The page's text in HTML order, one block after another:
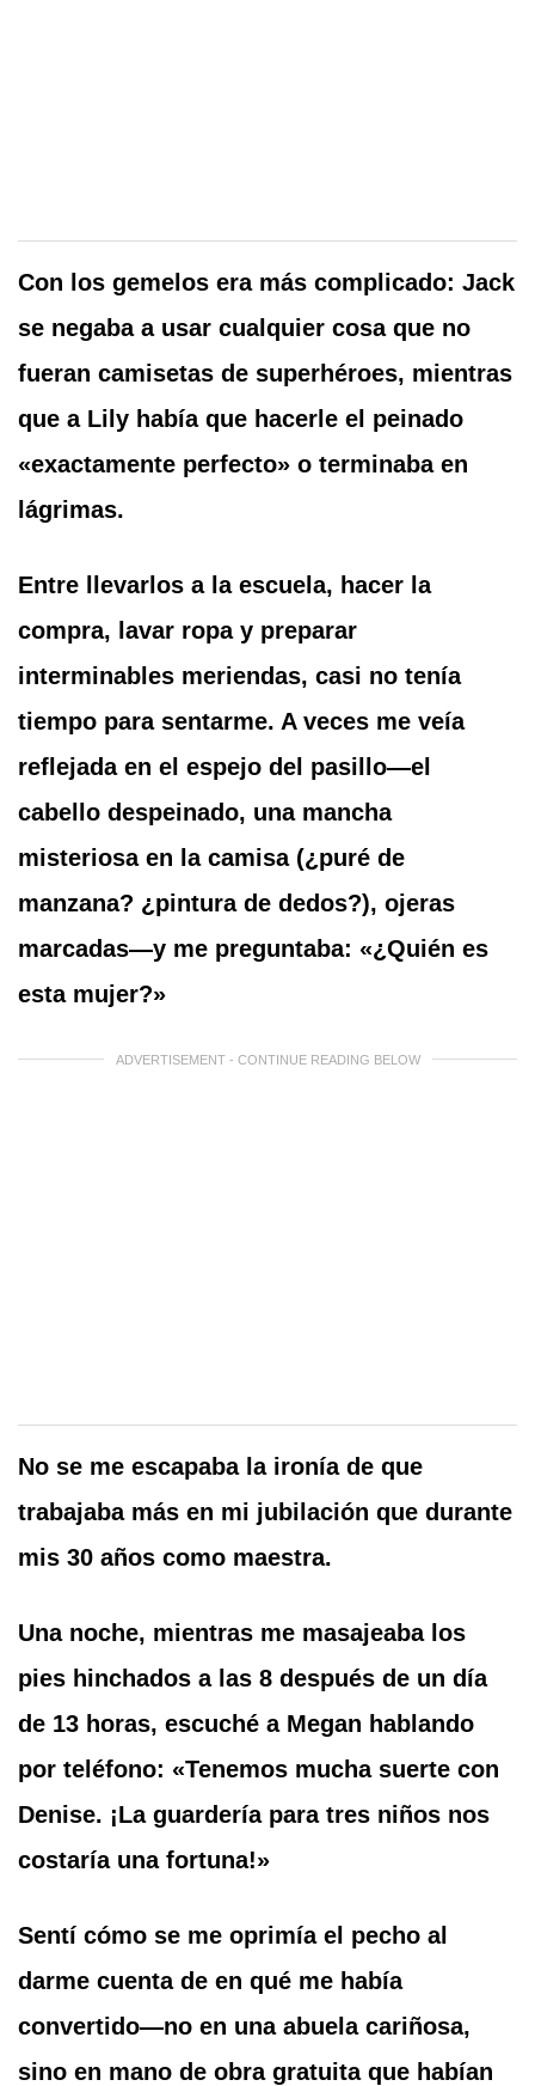
Con los gemelos era más complicado: Jack
se negaba a usar cualquier cosa que no
fueran camisetas de superhéroes, mientras
que a Lily había que hacerle el peinado
«exactamente perfecto» o terminaba en
lágrimas.
Entre llevarlos a la escuela, hacer la
compra, lavar ropa y preparar
interminables meriendas, casi no tenía
tiempo para sentarme. A veces me veía
reflejada en el espejo del pasillo—el
cabello despeinado, una mancha
misteriosa en la camisa (¿puré de
manzana? ¿pintura de dedos?), ojeras
marcadas—y me preguntaba: «¿Quién es
esta mujer?»
ADVERTISEMENT - CONTINUE READING BELOW
No se me escapaba la ironía de que
trabajaba más en mi jubilación que durante
mis 30 años como maestra.
Una noche, mientras me masajeaba los
pies hinchados a las 8 después de un día
de 13 horas, escuché a Megan hablando
por teléfono: «Tenemos mucha suerte con
Denise. ¡La guardería para tres niños nos
costaría una fortuna!»
Sentí cómo se me oprimía el pecho al
darme cuenta de en qué me había
convertido—no en una abuela cariñosa,
sino en mano de obra gratuita que habían